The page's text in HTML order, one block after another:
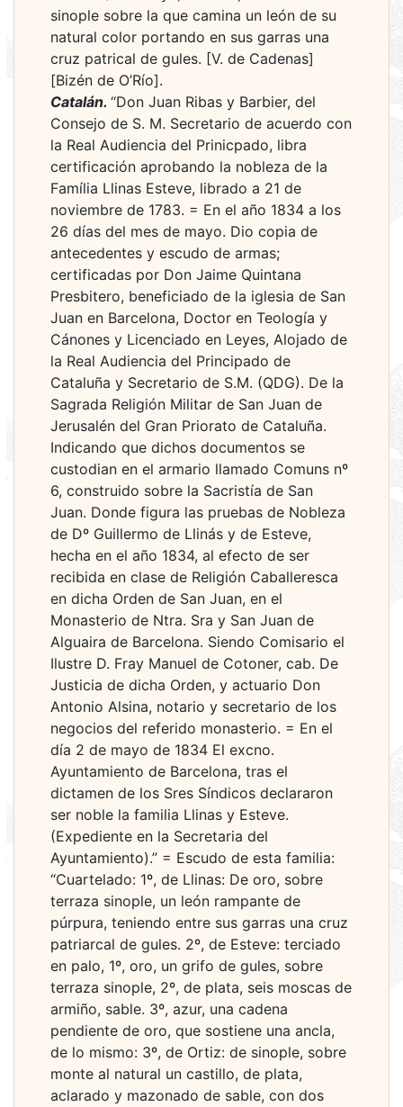
sinople sobre la que camina un león de su
natural color portando en sus garras una
cruz patrical de gules. [V. de Cadenas]
[Bizén de O’Río].
Catalán. “Don Juan Ribas y Barbier, del
Consejo de S. M. Secretario de acuerdo con
la Real Audiencia del Prinicpado, libra
certificación aprobando la nobleza de la
Família Llinas Esteve, librado a 21 de
noviembre de 1783. = En el año 1834 a los
26 días del mes de mayo. Dio copia de
antecedentes y escudo de armas;
certificadas por Don Jaime Quintana
Presbitero, beneficiado de la iglesia de San
Juan en Barcelona, Doctor en Teología y
Cánones y Licenciado en Leyes, Alojado de
la Real Audiencia del Principado de
Cataluña y Secretario de S.M. (QDG). De la
Sagrada Religión Militar de San Juan de
Jerusalén del Gran Priorato de Cataluña.
Indicando que dichos documentos se
custodian en el armario llamado Comuns nº
6, construido sobre la Sacristía de San
Juan. Donde figura las pruebas de Nobleza
de Dº Guillermo de Llinás y de Esteve,
hecha en el año 1834, al efecto de ser
recibida en clase de Religión Caballeresca
en dicha Orden de San Juan, en el
Monasterio de Ntra. Sra y San Juan de
Alguaira de Barcelona. Siendo Comisario el
Ilustre D. Fray Manuel de Cotoner, cab. De
Justicia de dicha Orden, y actuario Don
Antonio Alsina, notario y secretario de los
negocios del referido monasterio. = En el
día 2 de mayo de 1834 El excno.
Ayuntamiento de Barcelona, tras el
dictamen de los Sres Síndicos declararon
ser noble la familia Llinas y Esteve.
(Expediente en la Secretaria del
Ayuntamiento).” = Escudo de esta familia:
“Cuartelado: 1º, de Llinas: De oro, sobre
terraza sinople, un león rampante de
púrpura, teniendo entre sus garras una cruz
patriarcal de gules. 2º, de Esteve: terciado
en palo, 1º, oro, un grifo de gules, sobre
terraza sinople, 2º, de plata, seis moscas de
armiño, sable. 3º, azur, una cadena
pendiente de oro, que sostiene una ancla,
de lo mismo: 3º, de Ortiz: de sinople, sobre
monte al natural un castillo, de plata,
aclarado y mazonado de sable, con dos